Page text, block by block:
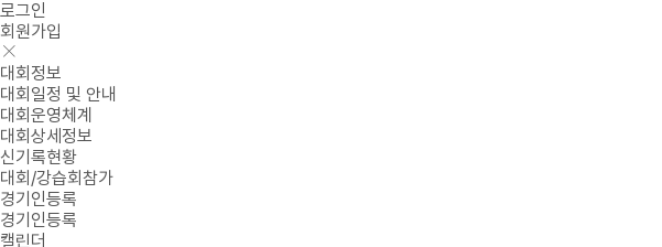
로그인
회원가입
대회정보
대회일정 및 안내
대회운영체계
대회상세정보
신기록현황
대회/강습회참가
경기인등록
경기인등록
캘린더